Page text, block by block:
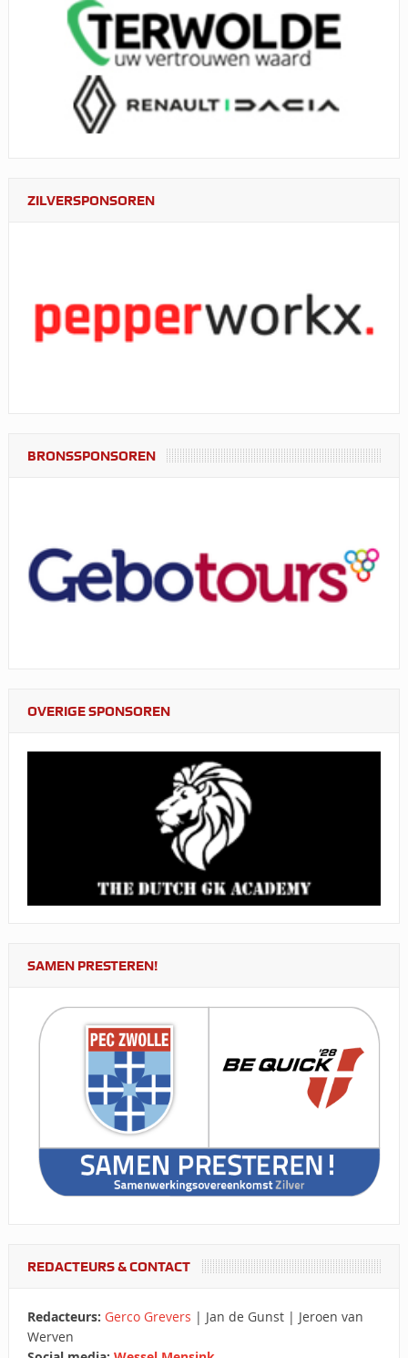
ZILVERSPONSOREN
BRONSSPONSOREN
OVERIGE SPONSOREN
SAMEN PRESTEREN!
REDACTEURS & CONTACT
Redacteurs: Gerco Grevers | Jan de Gunst | Jeroen van
Werven